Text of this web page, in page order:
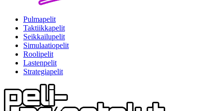
Pulmapelit
Taktiikkapelit
Seikkailupelit
Simulaatiopelit
Roolipelit
Lastenpelit
Strategiapelit